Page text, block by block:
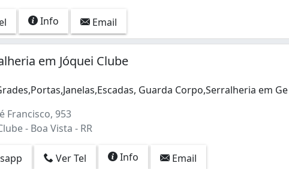
Info Email
em Jóquei Clube
Guarda Corpo,Serralheria em
Francisco, 953
- Boa Vista - RR
Ver Tel Info Email